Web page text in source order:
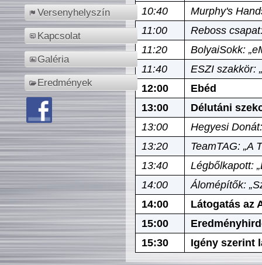
Versenyhelyszín
Kapcsolat
Galéria
Eredmények
10:40
Murphy's
11:00
Reboss
11:20
BolyaiSokk:
11:40
ESZI szakkör:
12:00
Ebéd
13:00
Délutáni
13:00
Hegyesi
13:20
TeamTAG: „A
13:40
Légbőlkapott:
14:00
Álomépítők:
14:00
Látogatás az
15:00
15:30
Igény szerint